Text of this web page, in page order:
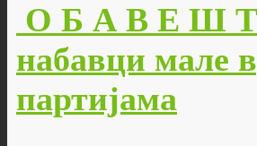
О Б А В Е Ш Т
набавци мале
партијама